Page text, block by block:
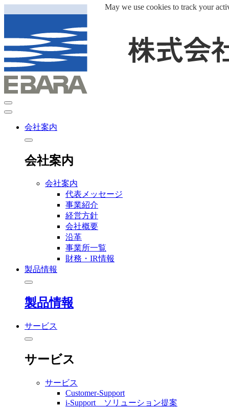
会社案内
会社案内
会社案内
代表メッセージ
事業紹介
経営方針
会社概要
沿革
事業所一覧
財務・IR情報
製品情報
製品情報
サービス
サービス
サービス
Customer-Support
i-Support ソリューション提案
May we use cookies to track your